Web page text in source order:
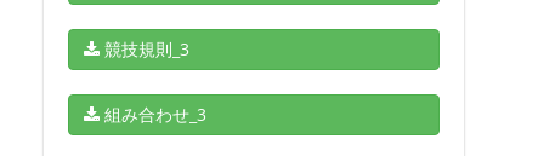
競技規則_3
組み合わせ_3